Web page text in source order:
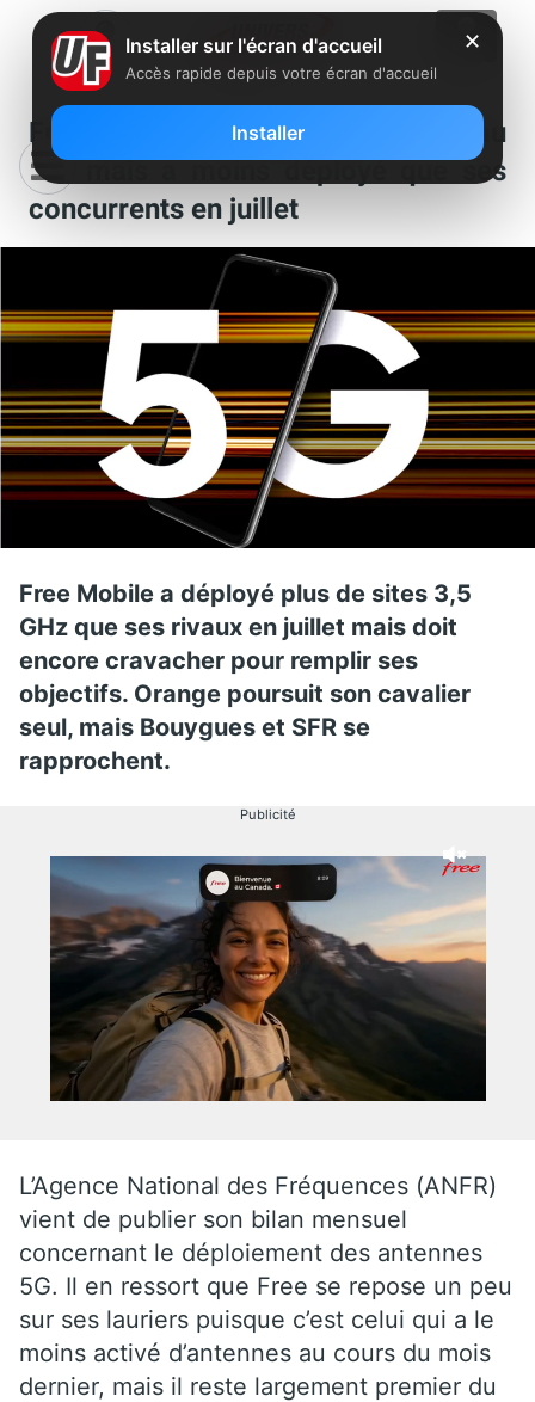
Free garde sa place de 1er réseau
5G, mais a moins déployé que ses
concurrents en juillet
Free Mobile a déployé plus de sites 3,5
GHz que ses rivaux en juillet mais doit
encore cravacher pour remplir ses
objectifs. Orange poursuit son cavalier
seul, mais Bouygues et SFR se
rapprochent.
Publicité
L’Agence National des Fréquences (ANFR)
vient de publier son bilan mensuel
concernant le déploiement des antennes
5G. Il en ressort que Free se repose un peu
sur ses lauriers puisque c’est celui qui a le
moins activé d’antennes au cours du mois
dernier, mais il reste largement premier du
✕
Installer sur l'écran d'accueil
Accès rapide depuis votre écran d'accueil
Installer